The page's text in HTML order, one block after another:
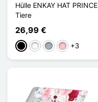
Hülle ENKAY HAT PRINCE
Tiere
26,99 €
Schwarz
WeißGrauPink+3